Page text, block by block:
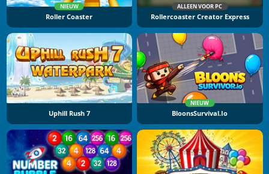
NIEUW
Roller Coaster
ALLEEN VOOR PC
Rollercoaster Creator Express
Uphill Rush 7
NIEUW
BloonsSurvival.io